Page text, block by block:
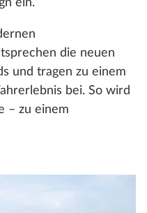
ein.
die neuen
und tragen zu einem
bei. So wird
– zu einem